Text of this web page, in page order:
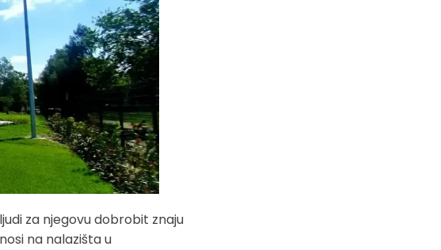
za njegovu dobrobit znaju
na nalazišta u